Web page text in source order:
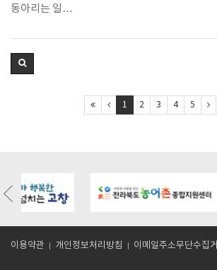
동아리는 일…
1 2 3 4 5
bo_table=m05_01&wr_id=9
이용약관 개인정보처리방침 이메일주소무단수집